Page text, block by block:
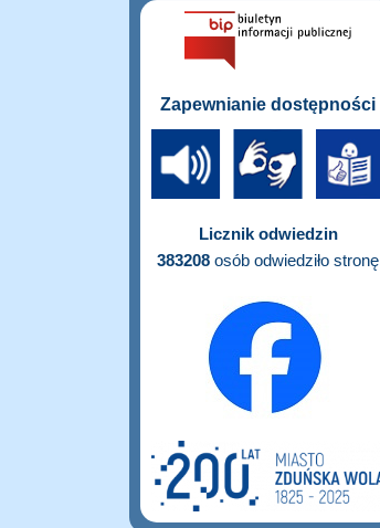
Zapewnianie dostępności
Licznik odwiedzin
383208 osób odwiedziło stronę